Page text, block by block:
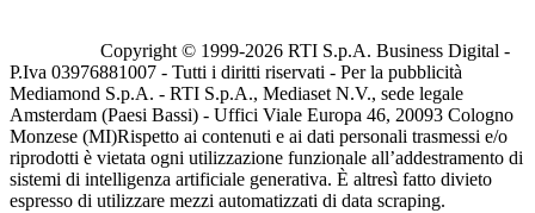
Copyright © 1999-2026 RTI S.p.A. Business Digital -
P.Iva 03976881007 - Tutti i diritti riservati - Per la pubblicità
Mediamond S.p.A. - RTI S.p.A., Mediaset N.V., sede legale
Amsterdam (Paesi Bassi) - Uffici Viale Europa 46, 20093 Cologno
Monzese (MI)Rispetto ai contenuti e ai dati personali trasmessi e/o
riprodotti è vietata ogni utilizzazione funzionale all’addestramento di
sistemi di intelligenza artificiale generativa. È altresì fatto divieto
espresso di utilizzare mezzi automatizzati di data scraping.